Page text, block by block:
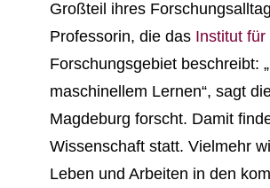
Großteil ihres
Professorin, die das Institut
Forschungsgebiet beschreibt:
maschinellem Lernen“, sagt
Magdeburg forscht. Damit
Wissenschaft statt. Vielmehr
Leben und Arbeiten in den